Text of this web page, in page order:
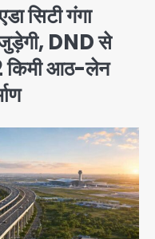
सिटी गंगा
DND से
किमी आठ-लेन